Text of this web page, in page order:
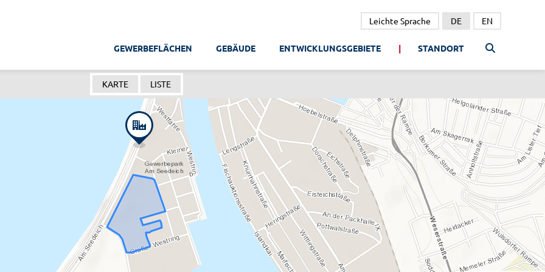
Leichte Sprache DE EN
GEWERBEFLÄCHEN GEBÄUDE ENTWICKLUNGSGEBIETE STANDORT
KARTE LISTE